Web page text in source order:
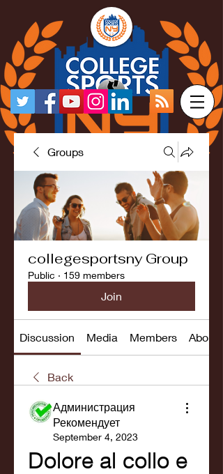
Groups
collegesportsny Group
Public · 159 members
Join
Discussion Media Members About
Back
Администрация
Рекомендует
September 4, 2023
Dolore al collo e